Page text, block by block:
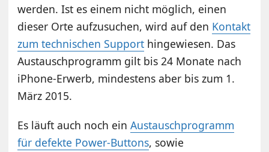
werden. Ist es einem nicht möglich, einen
dieser Orte aufzusuchen, wird auf den Kontakt
zum technischen Support hingewiesen. Das
Austauschprogramm gilt bis 24 Monate nach
iPhone-Erwerb, mindestens aber bis zum 1.
März 2015.
Es läuft auch noch einAustauschprogramm
für defekte Power-Buttons, sowie